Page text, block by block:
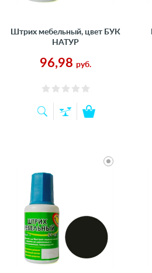
Штрих мебельный, цвет БУК
НАТУР
96,98 руб.